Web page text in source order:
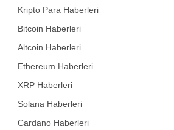
Kripto Para Haberleri
Bitcoin Haberleri
Altcoin Haberleri
Ethereum Haberleri
XRP Haberleri
Solana Haberleri
Cardano Haberleri